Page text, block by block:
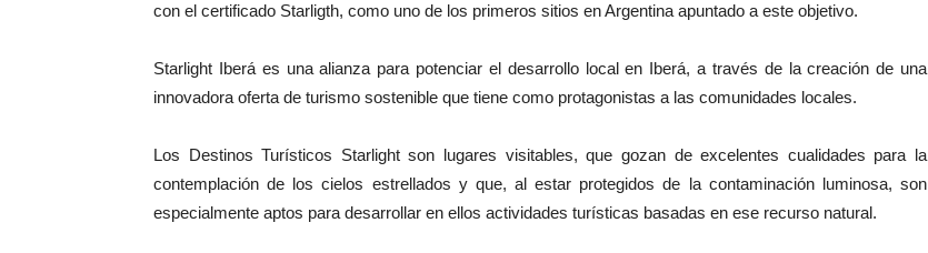
con el certificado Starligth, como uno de los primeros sitios en Argentina apuntado a este objetivo.
Starlight Iberá es una alianza para potenciar el desarrollo local en Iberá, a través de la creación de una
innovadora oferta de turismo sostenible que tiene como protagonistas a las comunidades locales.
Los Destinos Turísticos Starlight son lugares visitables, que gozan de excelentes cualidades para la
contemplación de los cielos estrellados y que, al estar protegidos de la contaminación luminosa, son
especialmente aptos para desarrollar en ellos actividades turísticas basadas en ese recurso natural.